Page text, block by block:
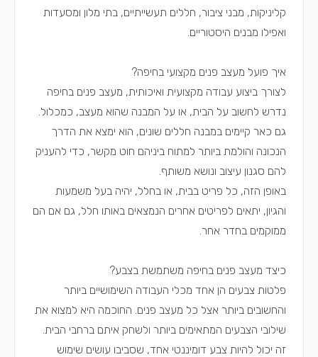
קליניקות, מבני ציבור, חללים תעשייתיים, בתי מלון ומסעדות
ואפילו מבנים היסטוריים.
איך פועל מעצב פנים מקצועי בחיפה?
לצורך ביצוע עבודה מקצועית ואיכותית, מעצב פנים בחיפה
נדרש לחשוב על הבית, או על המבנה שהוא מעצב, כמכלול.
גם כאר קיימים במבנה חללים שונים, הוא ימצא את הדרך
הנכונה והולמת ביותר למתוח ביניהם חוט מקשר, כדי להעניק
להם סגנון עיצוב ונושא משותף.
באופן הזה, כל פריט בבית, או בחלל, יהיה בעל משמעות
והגיון, יתאים לפריטים אחרים הנמצאים באותו חלל, גם אם הם
ממוקמים בחדר אחר.
כיצד מעצב פנים בחיפה משתמשת בצבע?
פלטות צבעים הן אחד מכלי העבודה השימושיים ביותר
והחשובים ביותר אצל כל מעצב פנים. החוכמה היא למצוא את
שילובי הצבעים המתאימים ביותר ולשחק איתם ברחבי הבית.
זה יכול להיות צבע דומיננטי אחד, שסביבו עושים שימוש